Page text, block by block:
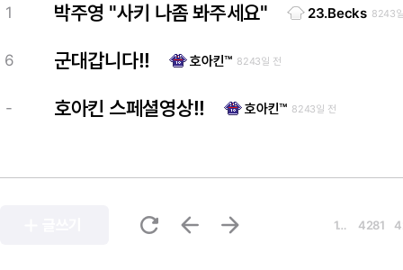
1 박주영 "사키 나좀 봐주세요" 23.Becks 8243
6 군대갑니다!! 호아킨™ 8243일 전
- 호아킨 스페셜영상!! 호아킨™ 8243일 전
refresh arrow_back arrow_forward 1… 4281